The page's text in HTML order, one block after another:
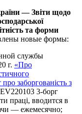
— Звіти щодо
та форми
новые формы:
службы
г. «Про
заборгованість з
3-борг
праці, вводится в
— ежемесячно;